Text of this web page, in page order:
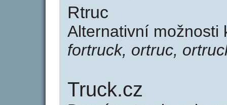
Rtruc
Alternativní
fortruck, ortruc,
Truck.cz